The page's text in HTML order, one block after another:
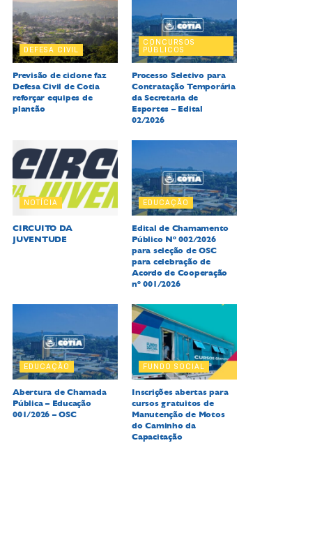
DEFESA CIVIL
Previsão de ciclone faz
Defesa Civil de Cotia
reforçar equipes de
plantão
CONCURSOS
PÚBLICOS
Processo Seletivo para
Contratação Temporária
da Secretaria de
Esportes – Edital
02/2026
NOTÍCIA
CIRCUITO DA
JUVENTUDE
EDUCAÇÃO
Edital de Chamamento
Público Nº 002/2026
para seleção de OSC
para celebração de
Acordo de Cooperação
nº 001/2026
EDUCAÇÃO
Abertura de Chamada
Pública – Educação
001/2026 – OSC
FUNDO SOCIAL
Inscrições abertas para
cursos gratuitos de
Manutenção de Motos
do Caminho da
Capacitação